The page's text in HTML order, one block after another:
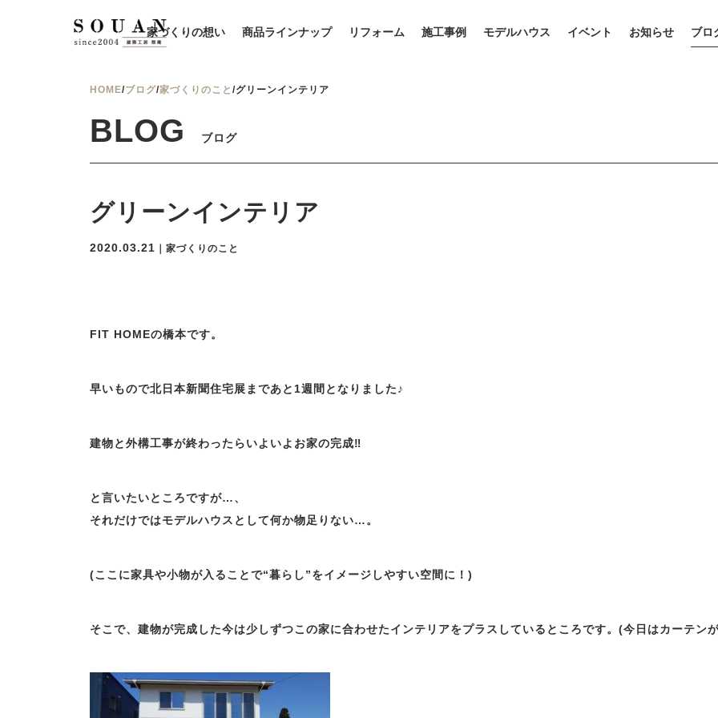
家づくりの想い 商品ラインナップ リフォーム 施工事例 モデルハウス イベント お知らせ ブロ
HOME/ブログ/家づくりのこと /グリーンインテリア
BLOG ブログ
グリーンインテリア
2020.03.21 ｜家づくりのこと
FIT HOMEの橋本です。
早いもので北日本新聞住宅展まであと1週間となりました♪
建物と外構工事が終わったらいよいよお家の完成‼
と言いたいところですが…、
それだけではモデルハウスとして何か物足りない…。
(ここに家具や小物が入ることで“暮らし”をイメージしやすい空間に！)
そこで、建物が完成した今は少しずつこの家に合わせたインテリアをプラスしているところです。(今日はカーテン